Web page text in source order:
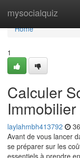
mysocialquiz
Home
Home
1
Calculer
laylahmbh413792
Avant de vous lancer
se préparer sur les
essentiels à prendre